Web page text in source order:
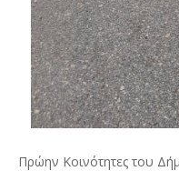
Πρώην Κοινότητες του